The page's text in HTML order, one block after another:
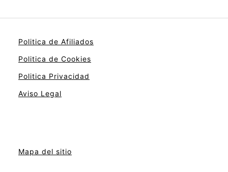
Politica de Afiliados
Politica de Cookies
Politica Privacidad
Aviso Legal
Mapa del sitio